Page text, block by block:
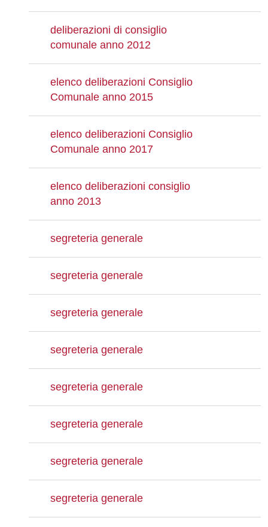
deliberazioni di consiglio
comunale anno 2012
elenco deliberazioni Consiglio
Comunale anno 2015
elenco deliberazioni Consiglio
Comunale anno 2017
elenco deliberazioni consiglio
anno 2013
segreteria generale
segreteria generale
segreteria generale
segreteria generale
segreteria generale
segreteria generale
segreteria generale
segreteria generale